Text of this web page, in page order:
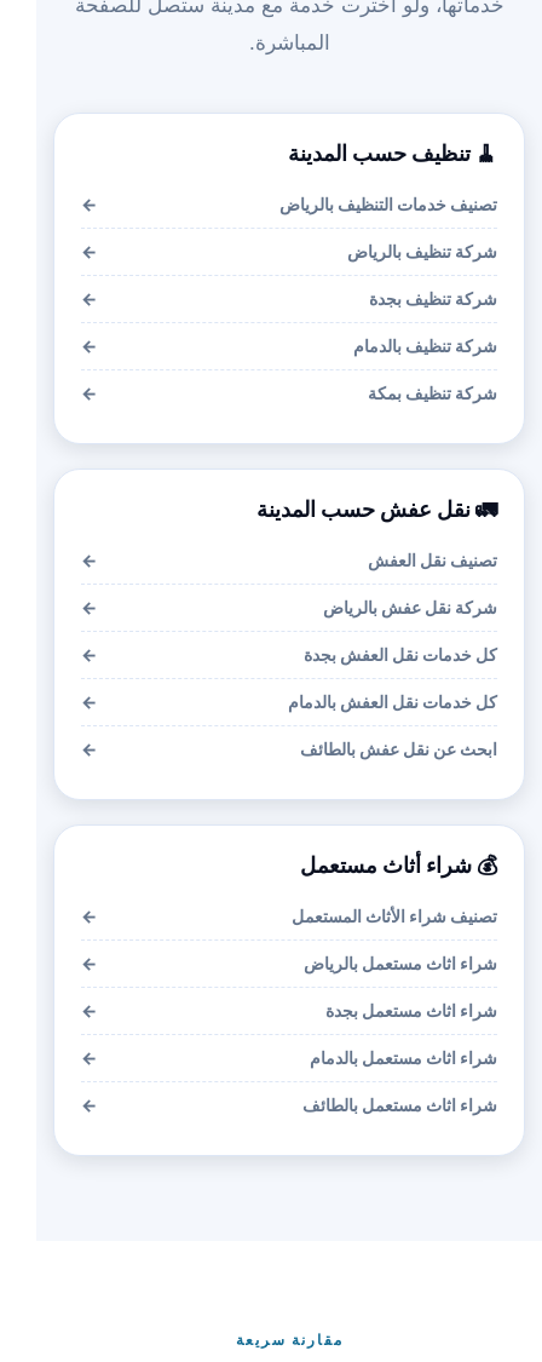
المباشرة.
🧹 تنظيف حسب المدينة
تصنيف خدمات التنظيف بالرياض ←
شركة تنظيف بالرياض ←
شركة تنظيف بجدة ←
شركة تنظيف بالدمام ←
شركة تنظيف بمكة ←
🚛 نقل عفش حسب المدينة
تصنيف نقل العفش ←
شركة نقل عفش بالرياض ←
كل خدمات نقل العفش بجدة ←
كل خدمات نقل العفش بالدمام ←
ابحث عن نقل عفش بالطائف ←
💰 شراء أثاث مستعمل
تصنيف شراء الأثاث المستعمل ←
شراء اثاث مستعمل بالرياض ←
شراء اثاث مستعمل بجدة ←
شراء اثاث مستعمل بالدمام ←
شراء اثاث مستعمل بالطائف ←
مقارنة سريعة